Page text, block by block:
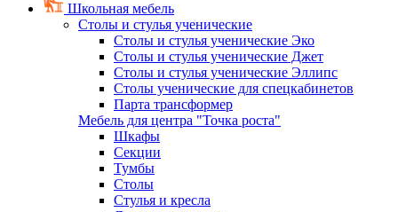
Школьная мебель
Столы и стулья ученические
Столы и стулья ученические Эко
Столы и стулья ученические Джет
Столы и стулья ученические Эллипс
Столы ученические для спецкабинетов
Парта трансформер
Мебель для центра "Точка роста"
Шкафы
Секции
Тумбы
Столы
Стулья и кресла